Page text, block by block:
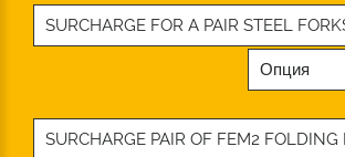
SURCHARGE FOR A PAIR STEEL
Опция
SURCHARGE PAIR OF FEM2 FOLDING